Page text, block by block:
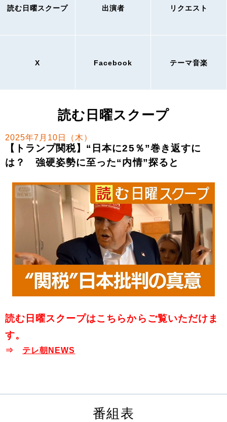
読む日曜スクープ 出演者 リクエスト
X Facebook テーマ音楽
読む日曜スクープ
2025年7月10日（木）
【トランプ関税】“日本に25％”巻き返すに
は？ 強硬姿勢に至った“内情”探ると
読む日曜スクープはこちらからご覧いただけま
す。
⇒ テレ朝NEWS
番組表